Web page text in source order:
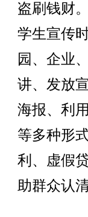
盗刷钱财
学生宣传
园、企业
讲、发放
海报、利
等多种形
利、虚假
助群众认